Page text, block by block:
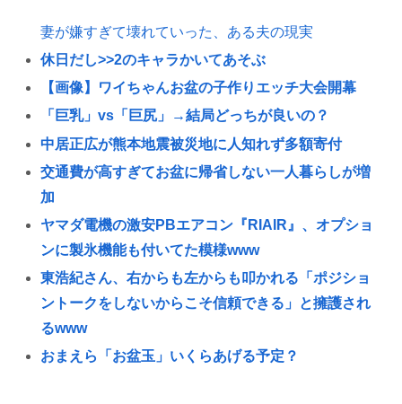
妻が嫌すぎて壊れていった、ある夫の現実
休日だし>>2のキャラかいてあそぶ
【画像】ワイちゃんお盆の子作りエッチ大会開幕
「巨乳」vs「巨尻」→結局どっちが良いの？
中居正広が熊本地震被災地に人知れず多額寄付
交通費が高すぎてお盆に帰省しない一人暮らしが増
加
ヤマダ電機の激安PBエアコン『RIAIR』、オプショ
ンに製氷機能も付いてた模様www
東浩紀さん、右からも左からも叩かれる「ポジショ
ントークをしないからこそ信頼できる」と擁護され
るwww
おまえら「お盆玉」いくらあげる予定？